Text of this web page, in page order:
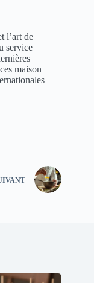
l’art de
service
maison